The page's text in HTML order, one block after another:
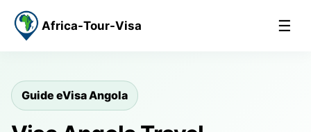
Africa-Tour-Visa ☰
Guide eVisa Angola